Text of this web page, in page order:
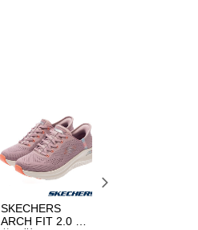
SKECHERS
ARCH FIT 2.0 女